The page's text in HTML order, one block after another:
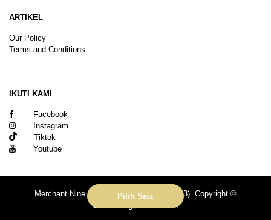
Pilih Saiz
ARTIKEL
Our Policy
Terms and Conditions
IKUTI KAMI
Facebook
Instagram
Tiktok
Youtube
Merchant Nine Sdn Bhd (No. 201601039113). Copyright ©
2026.All rights reserved.